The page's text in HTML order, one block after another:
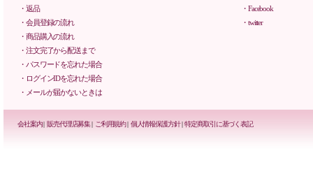
・返品
・Facebook
・会員登録の流れ
・twitter
・商品購入の流れ
・注文完了から配送まで
・パスワードを忘れた場合
・ログインIDを忘れた場合
・メールが届かないときは
会社案内| 販売代理店募集| ご利用規約| 個人情報保護方針|特定商取引に基づく表記